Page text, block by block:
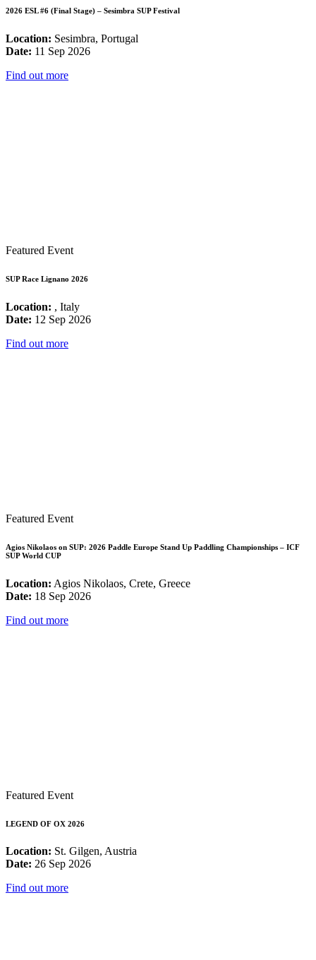
2026 ESL #6 (Final Stage) – Sesimbra SUP Festival
Location: Sesimbra, Portugal
Date: 11 Sep 2026
Find out more
Featured Event
SUP Race Lignano 2026
Location: , Italy
Date: 12 Sep 2026
Find out more
Featured Event
Agios Nikolaos on SUP: 2026 Paddle Europe Stand Up Paddling Championships – ICF
SUP World CUP
Location: Agios Nikolaos, Crete, Greece
Date: 18 Sep 2026
Find out more
Featured Event
LEGEND OF OX 2026
Location: St. Gilgen, Austria
Date: 26 Sep 2026
Find out more